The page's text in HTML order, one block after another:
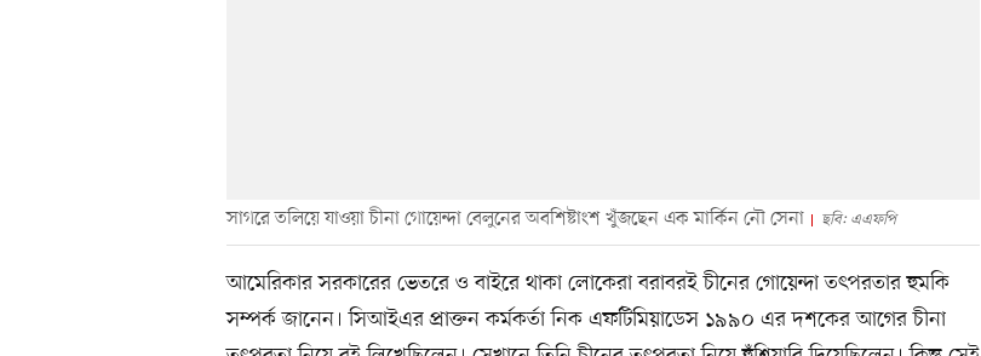
সাগরে তলিয়ে যাওয়া চীনা গোয়েন্দা বেলুনের অবশিষ্টাংশ খুঁজছেন এক মার্কিন নৌ সেনা ছবি: এএফপি
আমেরিকার সরকারের ভেতরে ও বাইরে থাকা লোকেরা বরাবরই চীনের গোয়েন্দা তৎপরতার হুমকি
সম্পর্ক জানেন। সিআইএর প্রাক্তন কর্মকর্তা নিক এফটিমিয়াডেস ১৯৯০ এর দশকের আগের চীনা